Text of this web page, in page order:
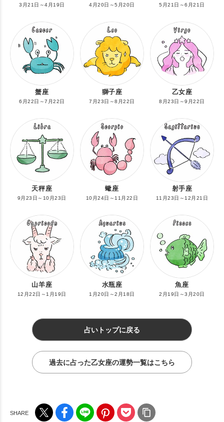
3月21日～4月19日 4月20日～5月20日 5月21日～6月21日
蟹座
6月22日～7月22日
獅子座
7月23日～8月22日
乙女座
8月23日～9月22日
天秤座
9月23日～10月23日
蠍座
10月24日～11月22日
射手座
11月23日～12月21日
山羊座
12月22日～1月19日
水瓶座
1月20日～2月18日
魚座
2月19日～3月20日
占いトップに戻る
過去に占った乙女座の運勢一覧はこちら